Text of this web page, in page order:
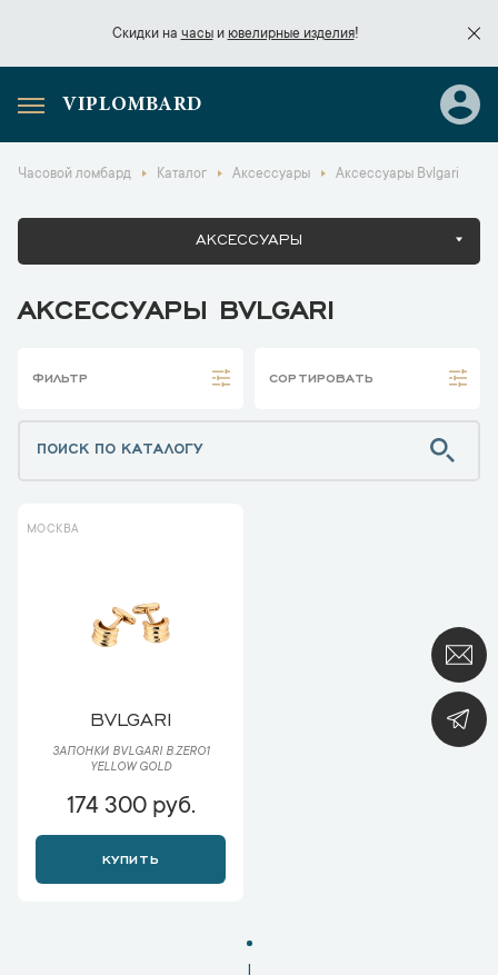
Скидки на часыи ювелирные изделия!
Скидки начасы
VIPLOMBARD
Часовой ломбард Каталог Аксессуары Аксессуары Bvlgari
АКСЕССУАРЫ
АКСЕССУАРЫ BVLGARI
ФИЛЬТР СОРТИРОВАТЬ
МОСКВА
BVLGARI
ЗАПОНКИ BVLGARI B.ZERO1
YELLOW GOLD
174 300 руб.
КУПИТЬ
1